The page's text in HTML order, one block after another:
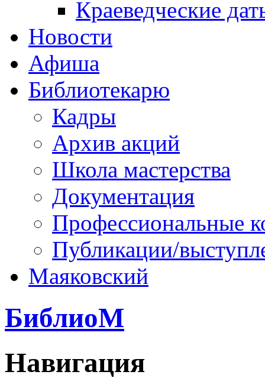
Краеведческие
Новости
Афиша
Библиотекарю
Кадры
Архив акций
Школа мастерства
Документация
Профессиональные
Публикации/
Маяковский
БиблиоМ
Навигация